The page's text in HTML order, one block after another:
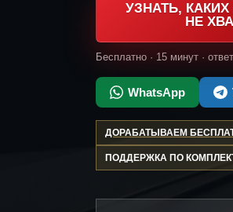
УЗНАТЬ,
НЕ
Бесплатно · 15 минут ·
WhatsApp
ДОРАБАТЫВАЕМ
ПОДДЕРЖКА ПО